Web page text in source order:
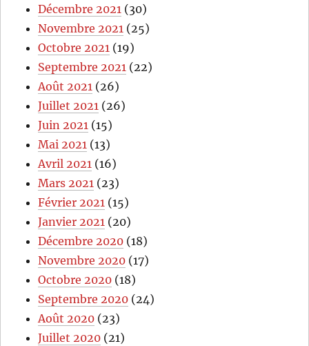
Décembre 2021 (30)
Novembre 2021 (25)
Octobre 2021 (19)
Septembre 2021 (22)
Août 2021 (26)
Juillet 2021 (26)
Juin 2021 (15)
Mai 2021 (13)
Avril 2021 (16)
Mars 2021 (23)
Février 2021 (15)
Janvier 2021 (20)
Décembre 2020 (18)
Novembre 2020 (17)
Octobre 2020 (18)
Septembre 2020 (24)
Août 2020 (23)
Juillet 2020 (21)